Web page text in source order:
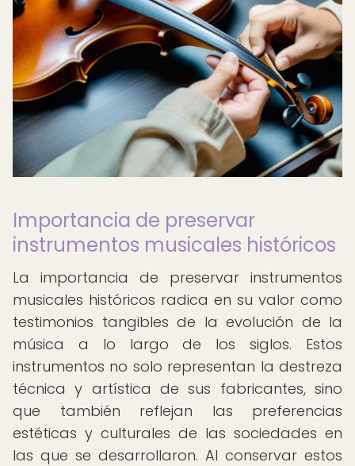
Importancia de preservar
instrumentos musicales históricos
La importancia de preservar instrumentos
musicales históricos radica en su valor como
testimonios tangibles de la evolución de la
música a lo largo de los siglos. Estos
instrumentos no solo representan la destreza
técnica y artística de sus fabricantes, sino
que también reflejan las preferencias
estéticas y culturales de las sociedades en
las que se desarrollaron. Al conservar estos